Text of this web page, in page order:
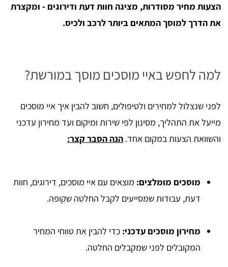
הצעות מחיר מסודרות, מציגה חוות דעת ודירוגים - ומקצרת
את הדרך למוסך המתאים ביותר לרכב ולכיס.
למה לחפש באיי מוסכים מוסך במורשת?
לפני שנצלול למחירים ולטיפולים, חשוב להבין איך איי מוסכים
מייעל את התהליך, מסינון לפי שירות ומיקום ועד מחירון עדכני
והשוואת הצעות במקום אחד. הנה הסבר קצר:
מוסכים מומלצים: מוצאים עם איי מוסכים, דירוגים, חוות
דעת, עבודות שמסייעים לקבל החלטה שקופה.
מחירון מוסכים עדכני: כדי להבין את טווחי המחיר
המקובלים לפני שמקבלים החלטה.